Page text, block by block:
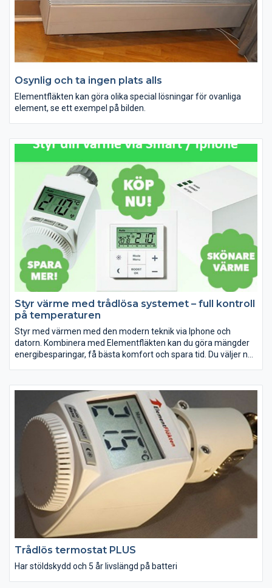
Osynlig och ta ingen plats alls
Elementfläkten kan göra olika special lösningar för ovanliga
element, se ett exempel på bilden.
Styr värme med trådlösa systemet – full kontroll
på temperaturen
Styr med värmen med den modern teknik via lphone och
datorn. Kombinera med Elementfläkten kan du göra mängder
energibesparingar, få bästa komfort och spara tid. Du väljer när,
Trådlös termostat PLUS
Har stöldskydd och 5 år livslängd på batteri